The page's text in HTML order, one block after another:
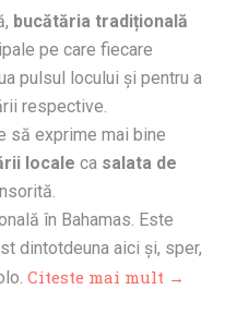
bucătăria tradițională
pe care fiecare
pulsul locului și pentru a
respective.
să exprime mai bine
locale ca salata de
în Bahamas. Este
dintotdeuna aici și, sper,
Citeste mai mult →